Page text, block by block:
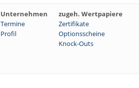
Unternehmen zugeh. Wertpapiere
Termine Zertifikate
Profil Optionsscheine
Knock-Outs